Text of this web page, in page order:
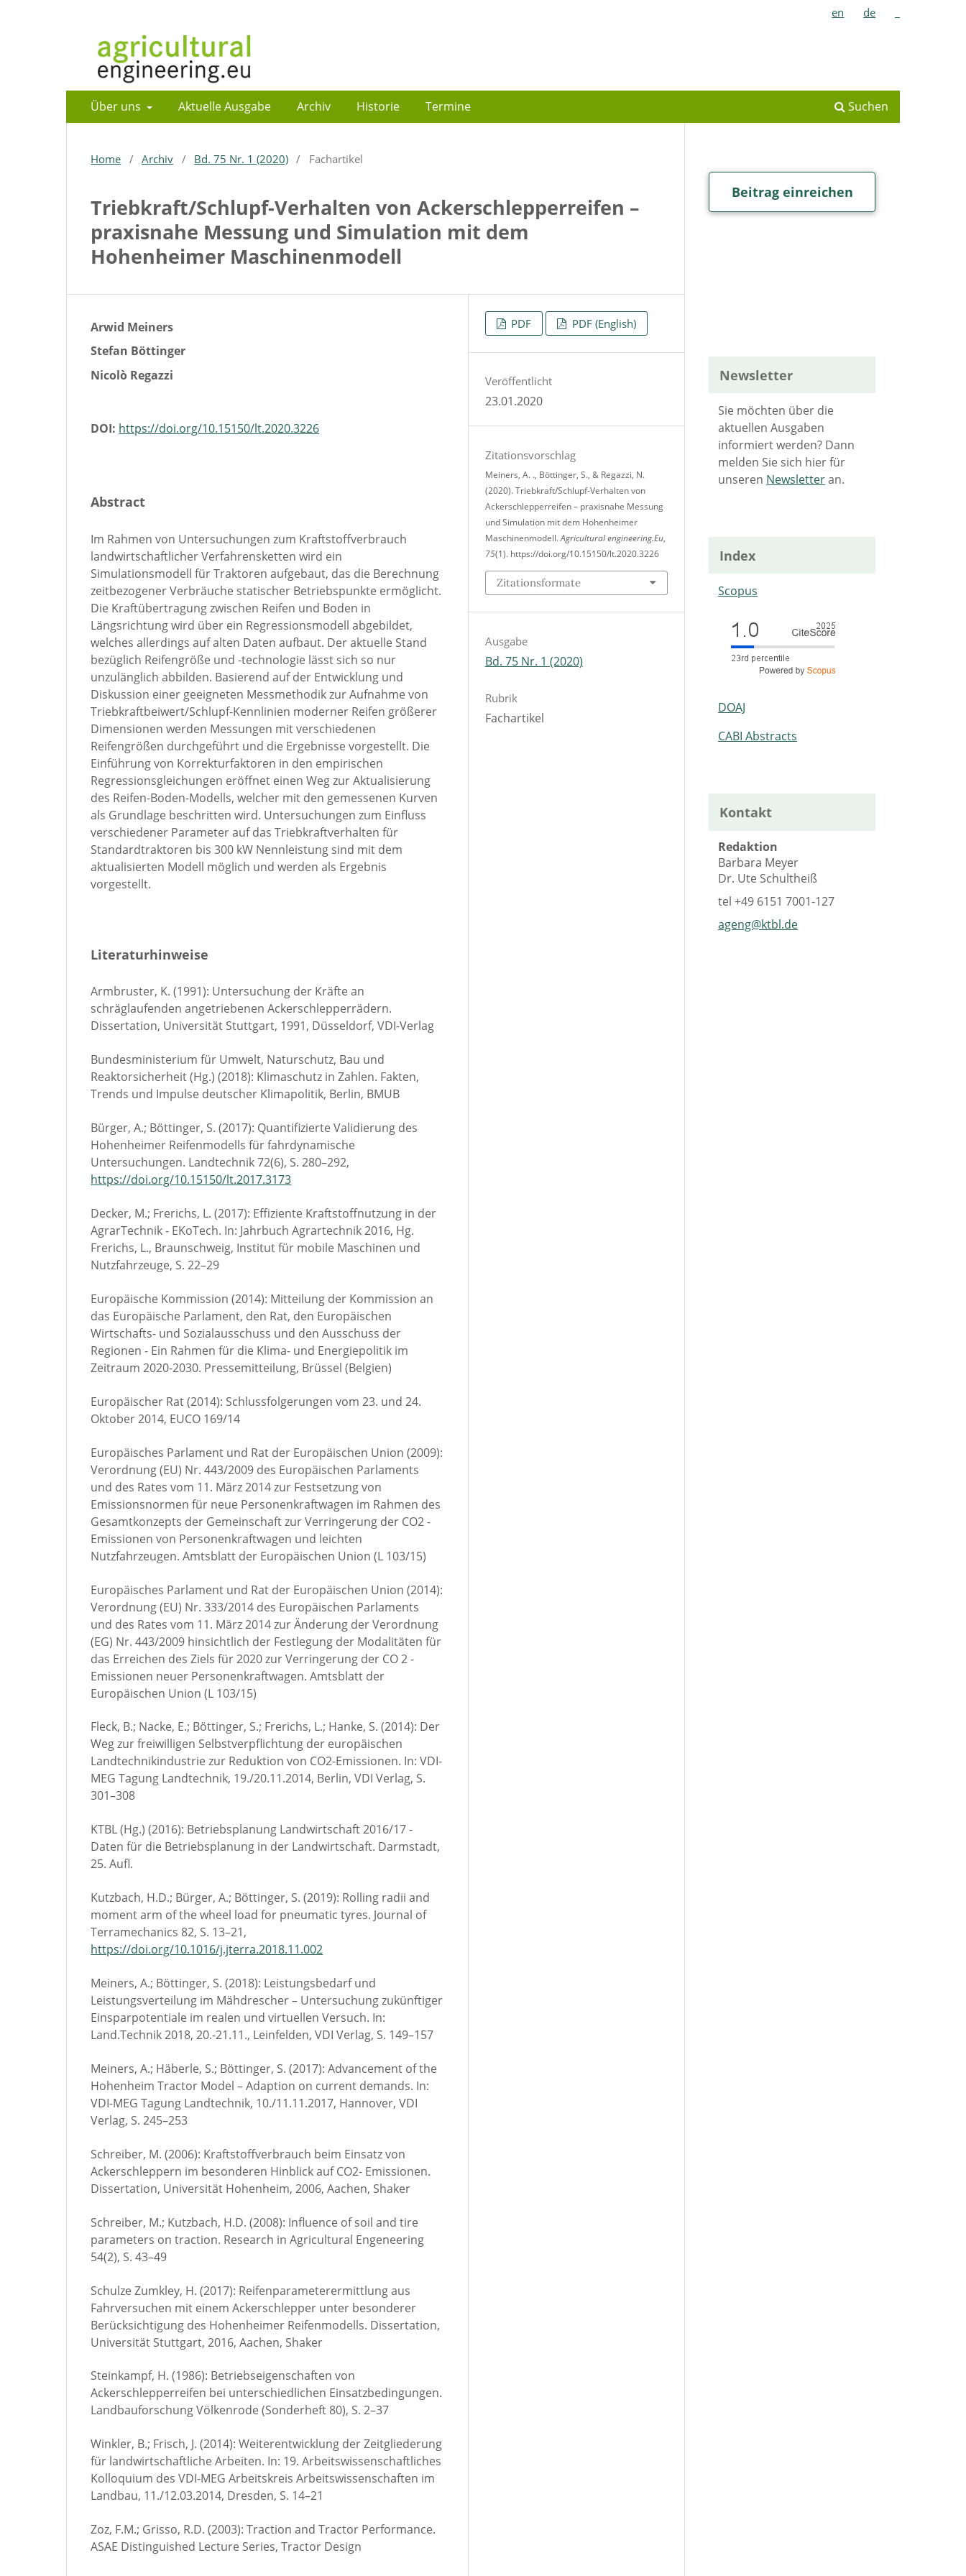
Über uns Aktuelle Ausgabe Archiv Historie Termine Suchen
en de
Home / Archiv / Bd. 75 Nr. 1 (2020) / Fachartikel
Triebkraft/Schlupf-Verhalten von Ackerschlepperreifen –
praxisnahe Messung und Simulation mit dem
Hohenheimer Maschinenmodell
Arwid Meiners
Stefan Böttinger
Nicolò Regazzi
DOI: https://doi.org/10.15150/lt.2020.3226
Abstract
Im Rahmen von Untersuchungen zum Kraftstoffverbrauch
landwirtschaftlicher Verfahrensketten wird ein
Simulationsmodell für Traktoren aufgebaut, das die Berechnung
zeitbezogener Verbräuche statischer Betriebspunkte ermöglicht.
Die Kraftübertragung zwischen Reifen und Boden in
Längsrichtung wird über ein Regressionsmodell abgebildet,
welches allerdings auf alten Daten aufbaut. Der aktuelle Stand
bezüglich Reifengröße und -technologie lässt sich so nur
unzulänglich abbilden. Basierend auf der Entwicklung und
Diskussion einer geeigneten Messmethodik zur Aufnahme von
Triebkraftbeiwert/Schlupf-Kennlinien moderner Reifen größerer
Dimensionen werden Messungen mit verschiedenen
Reifengrößen durchgeführt und die Ergebnisse vorgestellt. Die
Einführung von Korrekturfaktoren in den empirischen
Regressionsgleichungen eröffnet einen Weg zur Aktualisierung
des Reifen-Boden-Modells, welcher mit den gemessenen Kurven
als Grundlage beschritten wird. Untersuchungen zum Einfluss
verschiedener Parameter auf das Triebkraftverhalten für
Standardtraktoren bis 300 kW Nennleistung sind mit dem
aktualisierten Modell möglich und werden als Ergebnis
vorgestellt.
Literaturhinweise
Armbruster, K. (1991): Untersuchung der Kräfte an
schräglaufenden angetriebenen Ackerschlepperrädern.
Dissertation, Universität Stuttgart, 1991, Düsseldorf, VDI-Verlag
Bundesministerium für Umwelt, Naturschutz, Bau und
Reaktorsicherheit (Hg.) (2018): Klimaschutz in Zahlen. Fakten,
Trends und Impulse deutscher Klimapolitik, Berlin, BMUB
Bürger, A.; Böttinger, S. (2017): Quantifizierte Validierung des
Hohenheimer Reifenmodells für fahrdynamische
Untersuchungen. Landtechnik 72(6), S. 280–292,
https://doi.org/10.15150/lt.2017.3173
Decker, M.; Frerichs, L. (2017): Effiziente Kraftstoffnutzung in der
AgrarTechnik - EKoTech. In: Jahrbuch Agrartechnik 2016, Hg.
Frerichs, L., Braunschweig, Institut für mobile Maschinen und
Nutzfahrzeuge, S. 22–29
Europäische Kommission (2014): Mitteilung der Kommission an
das Europäische Parlament, den Rat, den Europäischen
Wirtschafts- und Sozialausschuss und den Ausschuss der
Regionen - Ein Rahmen für die Klima- und Energiepolitik im
Zeitraum 2020-2030. Pressemitteilung, Brüssel (Belgien)
Europäischer Rat (2014): Schlussfolgerungen vom 23. und 24.
Oktober 2014, EUCO 169/14
Europäisches Parlament und Rat der Europäischen Union (2009):
Verordnung (EU) Nr. 443/2009 des Europäischen Parlaments
und des Rates vom 11. März 2014 zur Festsetzung von
Emissionsnormen für neue Personenkraftwagen im Rahmen des
Gesamtkonzepts der Gemeinschaft zur Verringerung der CO2 -
Emissionen von Personenkraftwagen und leichten
Nutzfahrzeugen. Amtsblatt der Europäischen Union (L 103/15)
Europäisches Parlament und Rat der Europäischen Union (2014):
Verordnung (EU) Nr. 333/2014 des Europäischen Parlaments
und des Rates vom 11. März 2014 zur Änderung der Verordnung
(EG) Nr. 443/2009 hinsichtlich der Festlegung der Modalitäten für
das Erreichen des Ziels für 2020 zur Verringerung der CO 2 -
Emissionen neuer Personenkraftwagen. Amtsblatt der
Europäischen Union (L 103/15)
Fleck, B.; Nacke, E.; Böttinger, S.; Frerichs, L.; Hanke, S. (2014): Der
Weg zur freiwilligen Selbstverpflichtung der europäischen
Landtechnikindustrie zur Reduktion von CO2-Emissionen. In: VDI-
MEG Tagung Landtechnik, 19./20.11.2014, Berlin, VDI Verlag, S.
301–308
KTBL (Hg.) (2016): Betriebsplanung Landwirtschaft 2016/17 -
Daten für die Betriebsplanung in der Landwirtschaft. Darmstadt,
25. Aufl.
Kutzbach, H.D.; Bürger, A.; Böttinger, S. (2019): Rolling radii and
moment arm of the wheel load for pneumatic tyres. Journal of
Terramechanics 82, S. 13–21,
https://doi.org/10.1016/j.jterra.2018.11.002
Meiners, A.; Böttinger, S. (2018): Leistungsbedarf und
Leistungsverteilung im Mähdrescher – Untersuchung zukünftiger
Einsparpotentiale im realen und virtuellen Versuch. In:
Land.Technik 2018, 20.-21.11., Leinfelden, VDI Verlag, S. 149–157
Meiners, A.; Häberle, S.; Böttinger, S. (2017): Advancement of the
Hohenheim Tractor Model – Adaption on current demands. In:
VDI-MEG Tagung Landtechnik, 10./11.11.2017, Hannover, VDI
Verlag, S. 245–253
Schreiber, M. (2006): Kraftstoffverbrauch beim Einsatz von
Ackerschleppern im besonderen Hinblick auf CO2- Emissionen.
Dissertation, Universität Hohenheim, 2006, Aachen, Shaker
Schreiber, M.; Kutzbach, H.D. (2008): Influence of soil and tire
parameters on traction. Research in Agricultural Engeneering
54(2), S. 43–49
Schulze Zumkley, H. (2017): Reifenparameterermittlung aus
Fahrversuchen mit einem Ackerschlepper unter besonderer
Berücksichtigung des Hohenheimer Reifenmodells. Dissertation,
Universität Stuttgart, 2016, Aachen, Shaker
Steinkampf, H. (1986): Betriebseigenschaften von
Ackerschlepperreifen bei unterschiedlichen Einsatzbedingungen.
Landbauforschung Völkenrode (Sonderheft 80), S. 2–37
Winkler, B.; Frisch, J. (2014): Weiterentwicklung der Zeitgliederung
für landwirtschaftliche Arbeiten. In: 19. Arbeitswissenschaftliches
Kolloquium des VDI-MEG Arbeitskreis Arbeitswissenschaften im
Landbau, 11./12.03.2014, Dresden, S. 14–21
Zoz, F.M.; Grisso, R.D. (2003): Traction and Tractor Performance.
ASAE Distinguished Lecture Series, Tractor Design
PDF PDF (English)
Veröffentlicht
23.01.2020
Zitationsvorschlag
Meiners, A. ., Böttinger, S., & Regazzi, N.
(2020). Triebkraft/Schlupf-Verhalten von
Ackerschlepperreifen – praxisnahe Messung
und Simulation mit dem Hohenheimer
Maschinenmodell.Agricultural engineering.Eu,
75(1). https://doi.org/10.15150/lt.2020.3226
Zitationsformate
Ausgabe
Bd. 75 Nr. 1 (2020)
Rubrik
Fachartikel
Beitrag einreichen
Newsletter
Sie möchten über die
aktuellen Ausgaben
informiert werden? Dann
melden Sie sich hier für
unseren Newsletteran.
Index
Scopus
DOAJ
CABI Abstracts
Kontakt
Redaktion
Barbara Meyer
Dr. Ute Schultheiß
tel+49 6151 7001-127
ageng@ktbl.de